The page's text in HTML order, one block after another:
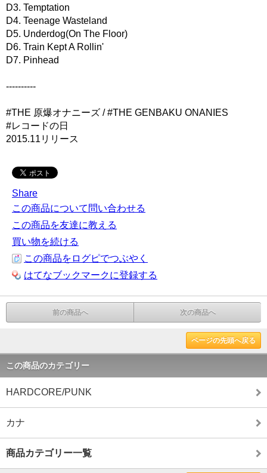
D3. Temptation
D4. Teenage Wasteland
D5. Underdog(On The Floor)
D6. Train Kept A Rollin'
D7. Pinhead
----------
#THE 原爆オナニーズ / #THE GENBAKU ONANIES
#レコードの日
2015.11リリース
Share
この商品について問い合わせる
この商品を友達に教える
買い物を続ける
この商品をログピでつぶやく
はてなブックマークに登録する
前の商品へ 次の商品へ
ページの先頭へ戻る
この商品のカテゴリー
HARDCORE/PUNK
カナ
商品カテゴリー一覧